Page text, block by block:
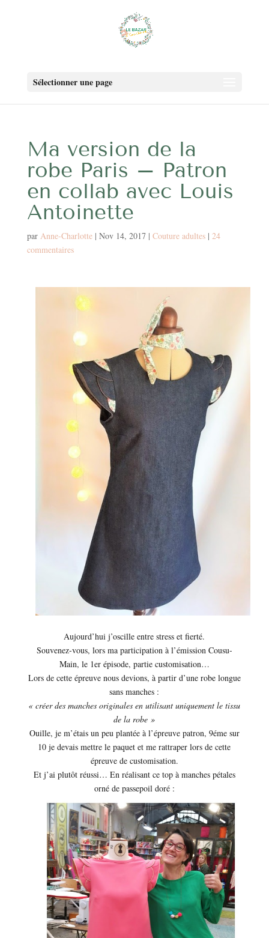
Sélectionner une page
Ma version de la
robe Paris – Patron
en collab avec Louis
Antoinette
par Anne-Charlotte| Nov 14, 2017| Couture adultes| 24
commentaires
Aujourd’hui j’oscille entre stress et fierté.
Souvenez-vous, lors ma participation à l’émission Cousu-
Main, le 1er épisode, partie customisation…
Lors de cette épreuve nous devions, à partir d’une robe longue
sans manches :
« créer des manches originales en utilisant uniquement le tissu
de la robe »
Ouille, je m’étais un peu plantée à l’épreuve patron, 9éme sur
10 je devais mettre le paquet et me rattraper lors de cette
épreuve de customisation.
Et j’ai plutôt réussi… En réalisant ce top à manches pétales
orné de passepoil doré :